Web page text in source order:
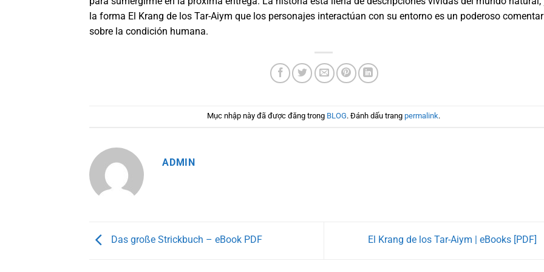
la forma El Krang de los Tar-Aiym que los personajes interactúan con su entorno es un poderoso
sobre la condición humana.
Mục nhập này đã được đăng trong BLOG. Đánh dấu trangpermalink.
ADMIN
Das große Strickbuch – eBook PDF El Krang de los Tar-Aiym | eBooks [PDF]